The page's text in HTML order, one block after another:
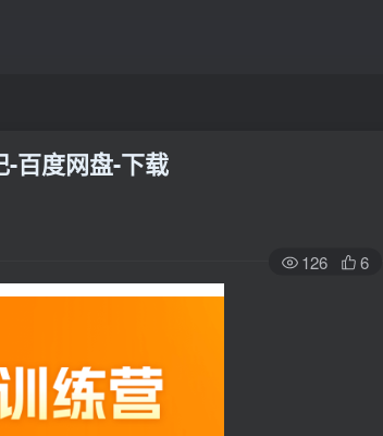
百度网盘-下载
126 6